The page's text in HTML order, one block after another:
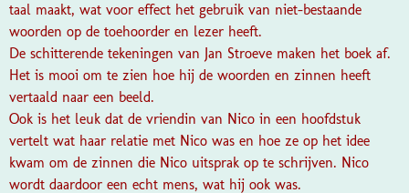
taal maakt, wat voor effect het gebruik van niet-bestaande
woorden op de toehoorder en lezer heeft.
De schitterende tekeningen van Jan Stroeve maken het boek af.
Het is mooi om te zien hoe hij de woorden en zinnen heeft
vertaald naar een beeld.
Ook is het leuk dat de vriendin van Nico in een hoofdstuk
vertelt wat haar relatie met Nico was en hoe ze op het idee
kwam om de zinnen die Nico uitsprak op te schrijven. Nico
wordt daardoor een echt mens, wat hij ook was.